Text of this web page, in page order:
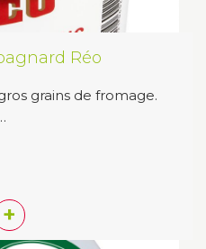
Réo
grains de fromage.
+